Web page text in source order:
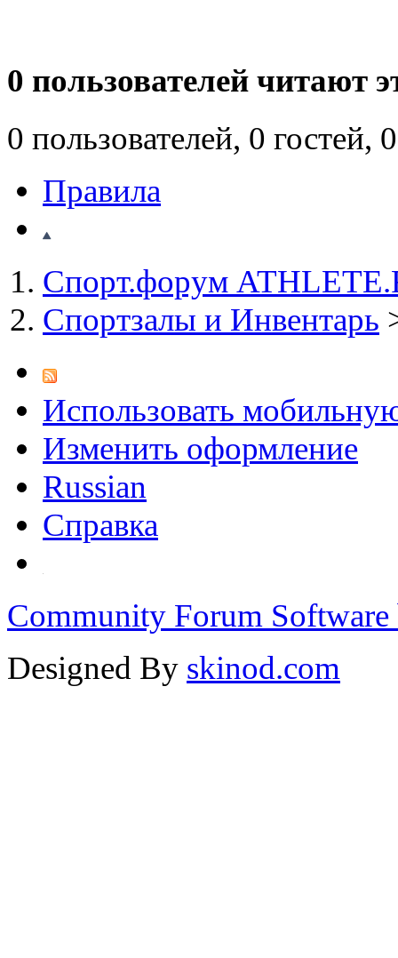
0 пользователей читают
0 пользователей, 0 гостей,
Правила
Спорт.форум
Спортзалы и Инвентарь
Использовать
Изменить оформление
Russian
Справка
Community Forum Software
Designed By skinod.com